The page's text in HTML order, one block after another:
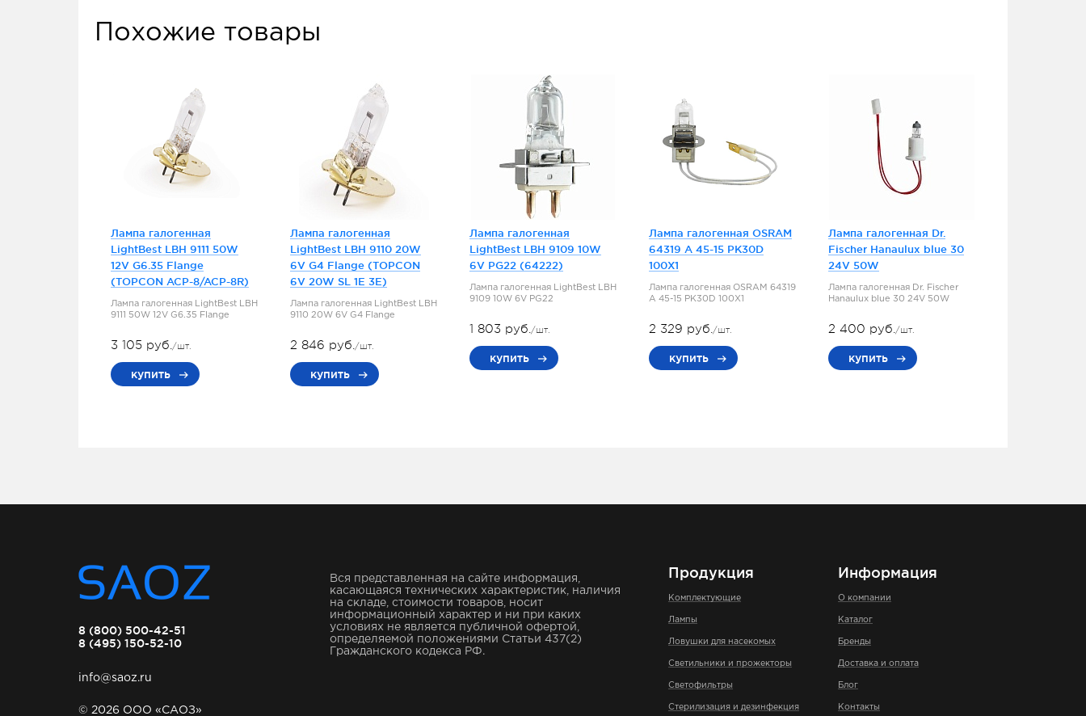
Похожие товары
Лампа галогенная
LightBest LBH 9111 50W
12V G6.35 Flange
(TOPCON ACP-8/ACP-8R)
Лампа галогенная LightBest LBH
9111 50W 12V G6.35 Flange
3 105 руб./шт.
купить
Лампа галогенная
LightBest LBH 9110 20W
6V G4 Flange (TOPCON
6V 20W SL 1E 3E)
Лампа галогенная LightBest LBH
9110 20W 6V G4 Flange
2 846 руб./шт.
купить
Лампа галогенная
LightBest LBH 9109 10W
6V PG22 (64222)
Лампа галогенная LightBest LBH
9109 10W 6V PG22
1 803 руб./шт.
купить
Лампа галогенная OSRAM
64319 A 45-15 PK30D
100X1
Лампа галогенная OSRAM 64319
A 45-15 PK30D 100X1
2 329 руб./шт.
купить
Лампа галогенная Dr.
Fischer Hanaulux blue 30
24V 50W
Лампа галогенная Dr. Fischer
Hanaulux blue 30 24V 50W
2 400 руб./шт.
купить
8 (800) 500-42-51
8 (495) 150-52-10
info@saoz.ru
© 2026 ООО «САОЗ»
Вся представленная на сайте информация,
касающаяся технических характеристик, наличия
на складе, стоимости товаров, носит
информационный характер и ни при каких
условиях не является публичной офертой,
определяемой положениями Статьи 437(2)
Гражданского кодекса РФ.
Продукция
Комплектующие
Лампы
Ловушки для насекомых
Светильники и прожекторы
Светофильтры
Стерилизация и дезинфекция
Информация
О компании
Каталог
Бренды
Доставка и оплата
Блог
Контакты